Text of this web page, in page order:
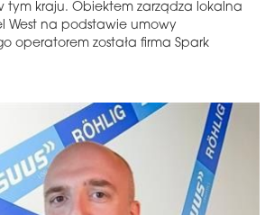
tym kraju. Obiektem zarządza lokalna
West na podstawie umowy
operatorem została firma Spark